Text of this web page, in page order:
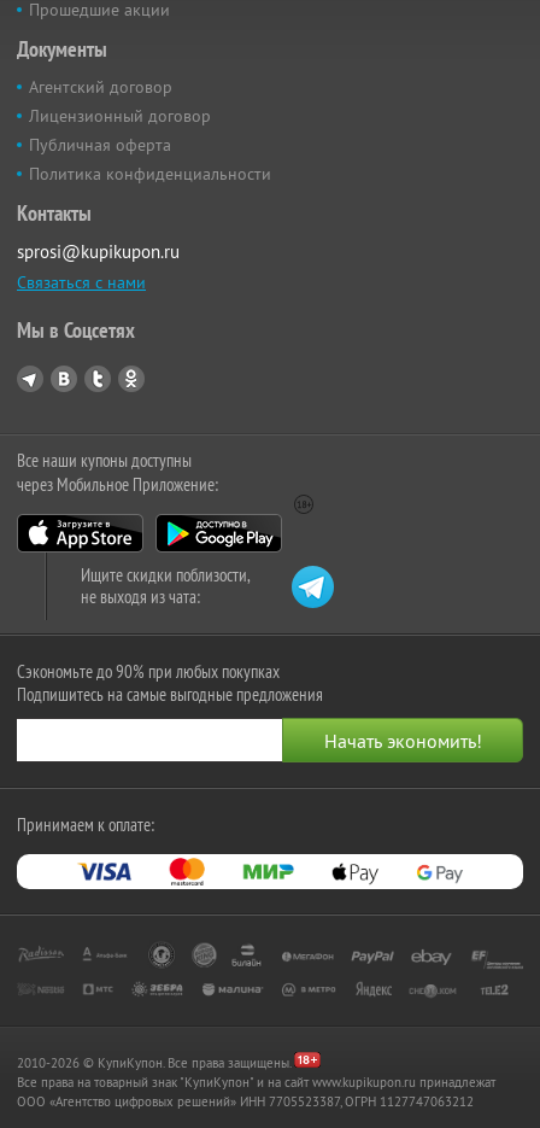
Прошедшие акции
Документы
Агентский договор
Лицензионный договор
Публичная оферта
Политика конфиденциальности
Контакты
sprosi@kupikupon.ru
Связаться с нами
Мы в Соцсетях
Все наши купоны доступны
через Мобильное Приложение:
Ищите скидки поблизости,
не выходя из чата:
Сэкономьте до 90% при любых покупках
Подпишитесь на самые выгодные предложения
Принимаем к оплате:
2010-2026 © КупиКупон. Все права защищены.
Все права на товарный знак "КупиКупон" и на сайт www.kupikupon.ru принадлежат
OOO «Агентство цифровых решений» ИНН 7705523387, ОГРН 1127747063212